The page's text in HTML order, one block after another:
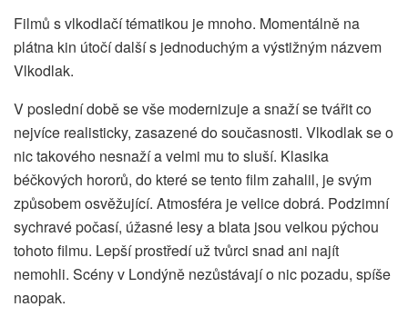
Filmů s vlkodlačí tématikou je mnoho. Momentálně na
plátna kin útočí další s jednoduchým a výstižným názvem
Vlkodlak.
V poslední době se vše modernizuje a snaží se tvářit co
nejvíce realisticky, zasazené do současnosti. Vlkodlak se o
nic takového nesnaží a velmi mu to sluší. Klasika
béčkových hororů, do které se tento film zahalil, je svým
způsobem osvěžující. Atmosféra je velice dobrá. Podzimní
sychravé počasí, úžasné lesy a blata jsou velkou pýchou
tohoto filmu. Lepší prostředí už tvůrci snad ani najít
nemohli. Scény v Londýně nezůstávají o nic pozadu, spíše
naopak.